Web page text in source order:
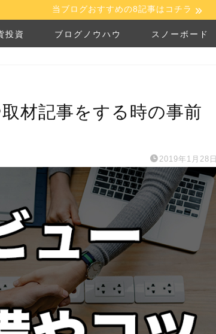
当ブログおすすめの8記事はコチラ
投資 ブログノウハウ スノーボード
材記事をする時の事前
2019年1月28日